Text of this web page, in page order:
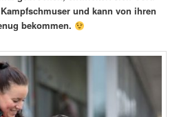
und kann von ihren
bekommen.